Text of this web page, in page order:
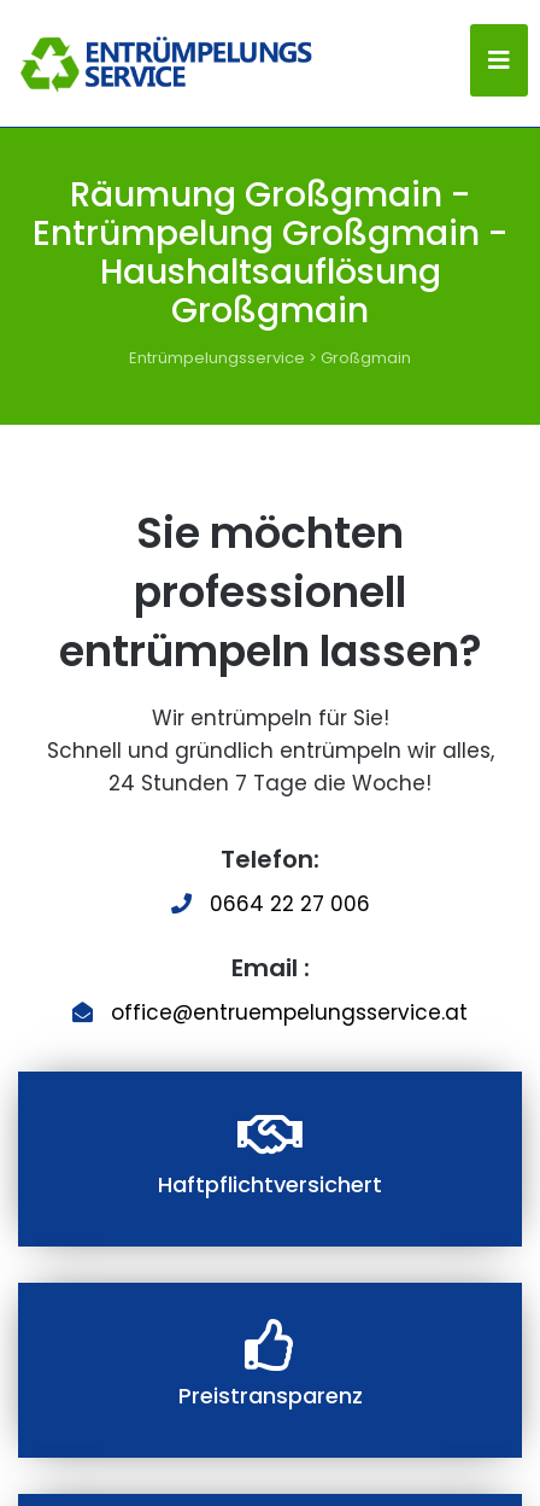
Räumung Großgmain -
Entrümpelung Großgmain -
Haushaltsauflösung
Großgmain
Entrümpelungsservice > Großgmain
Sie möchten
professionell
entrümpeln lassen?
Wir entrümpeln für Sie!
Schnell und gründlich entrümpeln wir alles,
24 Stunden 7 Tage die Woche!
Telefon:
0664 22 27 006
Email :
office@entruempelungsservice.at
Haftpflichtversichert
Preistransparenz